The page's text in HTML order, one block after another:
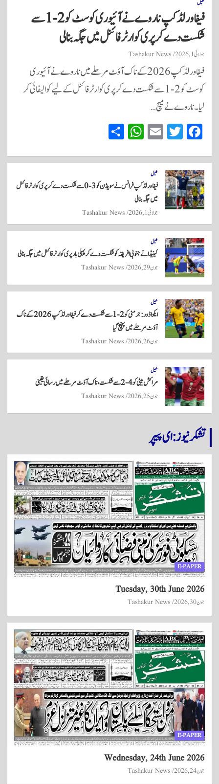
کھیل
فیفا ورلڈ کپ ناروے نے آئیوری کوسٹ کو 2-1 سے
شکست دے کر پری کوارٹر فائنل میں جگہ بنا لی
جولائی 1, 2026 Tashakur News
فیفا ورلڈ کپ 2026 کے ناک آؤٹ مرحلے میں ناروے نے آئیوری
کوسٹ کو 2-1 سے شکست دے کر پری کوارٹر فائنل کے لیے کوالیفائی کر
لیا۔ ناروے نے میچ…
Fa
ce
bo
ok
T
wi
tte
r
E
m
ail
W
ha
ts
A
pp
re
کھیل
فیفا ورلڈ کپ فرانس نے سویڈن کو 3-0 سے شکست دے کر پری کوارٹر فائنل
میں جگہ بنا لی
جولائی 1, 2026 Tashakur News
کھیل
کینیڈا نے جنوبی افریقہ کو شکست دے کر پہلی بار پری کوارٹر فائنل میں جگہ بنا لی
جون 29, 2026 Tashakur News
کھیل
ایکواڈور: جرمنی کو 2-1 سے شکست دے کر فیفا ورلڈ کپ 2026 کے ناک
آؤٹ مرحلے میں پہنچ گیا
جون 26, 2026 Tashakur News
کھیل
مراکش ہیٹی کو 4-2 سے شکست، ناک آؤٹ مرحلے میں رسائی یقینی
جون 25, 2026 Tashakur News
تشکر نیوز: ای پیپر
E-PAPER
Tuesday, 30th June 2026
جون 30, 2026 Tashakur News
E-PAPER
Wednesday, 24th June 2026
جون 24, 2026 Tashakur News